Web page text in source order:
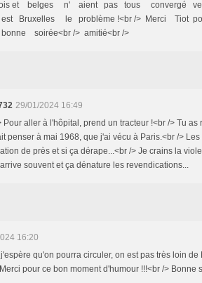
et belges n' aient pas tous convergé
Bruxelles le problème !<br /> Merci Tiot
soirée<br /> amitié<br />
29/01/2024 16:49
Pour aller à l'hôpital, prend un tracteur !<br /> Tu
penser à mai 1968, que j'ai vécu à Paris.<br />
de près et si ça dérape...<br /> Je crains la
souvent et ça dénature les revendications...
16:20
qu'on pourra circuler, on est pas très loin
pour ce bon moment d'humour !!!<br /> Bonne